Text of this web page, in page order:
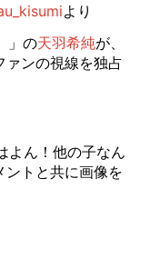
より
」の天羽希純が、
ァンの視線を独占
よん！他の子なん
ントと共に画像を